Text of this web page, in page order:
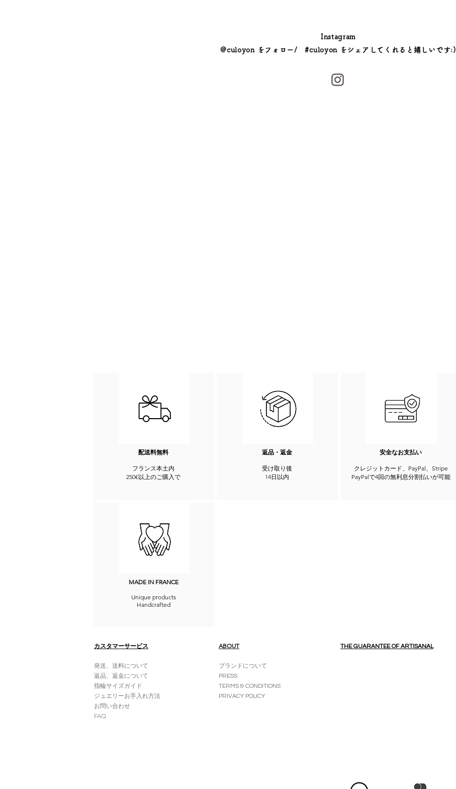
Instagram
@culoyon をフォロー/ #culoyon をシェアしてくれると嬉しいです:)
配送料無料
フランス本土内
250€以上のご購入で
返品・返金
受け取り後
14日以内
安全なお支払い
クレジットカード、PayPal、Stripe
PayPalで4回の無利息分割払いが可能
MADE IN FRANCE
Unique products
Handcrafted
カスタマーサービス
発送、送料について
返品、返金について
指輪サイズガイド
ジュエリーお手入れ方法
お問い合わせ
FAQ
ABOUT
ブランドについて
PRESS
TERMS & CONDITIONS
PRIVACY POLICY
THE GUARANTEE OF ARTISANAL